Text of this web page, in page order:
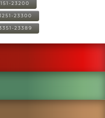
23200
23300
23389